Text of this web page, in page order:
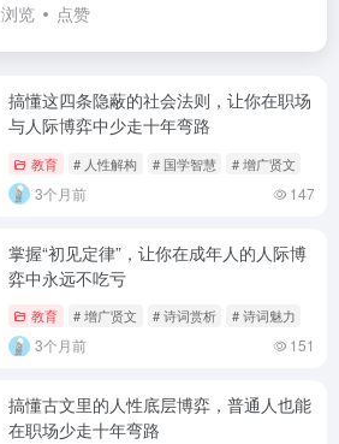
浏览 点赞
搞懂这四条隐蔽的社会法则，让你在职场
与人际博弈中少走十年弯路
教育 # 人性解构 # 国学智慧 # 增广贤文
3个月前 147
掌握“初见定律”，让你在成年人的人际博
弈中永远不吃亏
教育 # 增广贤文 # 诗词赏析 # 诗词魅力
3个月前 151
搞懂古文里的人性底层博弈，普通人也能
在职场少走十年弯路